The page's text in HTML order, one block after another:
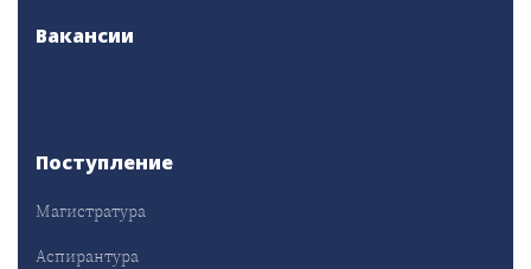
Вакансии
Поступление
Магистратура
Аспирантура